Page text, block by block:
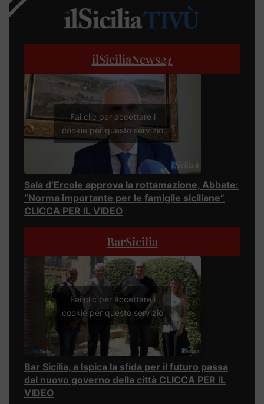
ilSiciliaNews24
Fai clic per accettare i
cookie per questo servizio
Sala d’Ercole approva la rottamazione, Abbate:
“Norma importante per le famiglie siciliane”
CLICCA PER IL VIDEO
BarSicilia
Fai clic per accettare i
cookie per questo servizio
Bar Sicilia, a Ispica la sfida per il futuro passa
dal nuovo governo della città CLICCA PER IL
VIDEO